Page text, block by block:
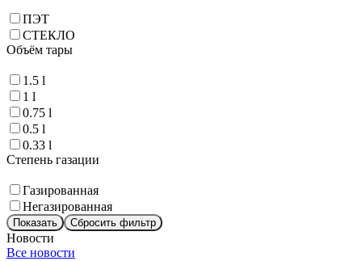
ПЭТ
СТЕКЛО
Объём тары
1.5 l
1 l
0.75 l
0.5 l
0.33 l
Степень газации
Газированная
Негазированная
Показать Сбросить фильтр
Новости
Все новости